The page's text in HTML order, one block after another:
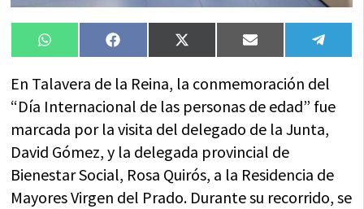
Compartir
en
WhatsAppCompartir
en
FacebookCompartir
en
X
(Twitter)
Compartir
en
Email
en
En Talavera de la Reina, la conmemoración del
“Día Internacional de las personas de edad” fue
marcada por la visita del delegado de la Junta,
David Gómez, y la delegada provincial de
Bienestar Social, Rosa Quirós, a la Residencia de
Mayores Virgen del Prado. Durante su recorrido, se